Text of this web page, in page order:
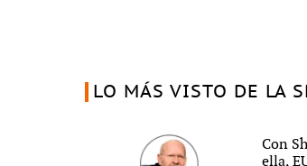
LO MÁS VISTO DE LA
Con
ella,